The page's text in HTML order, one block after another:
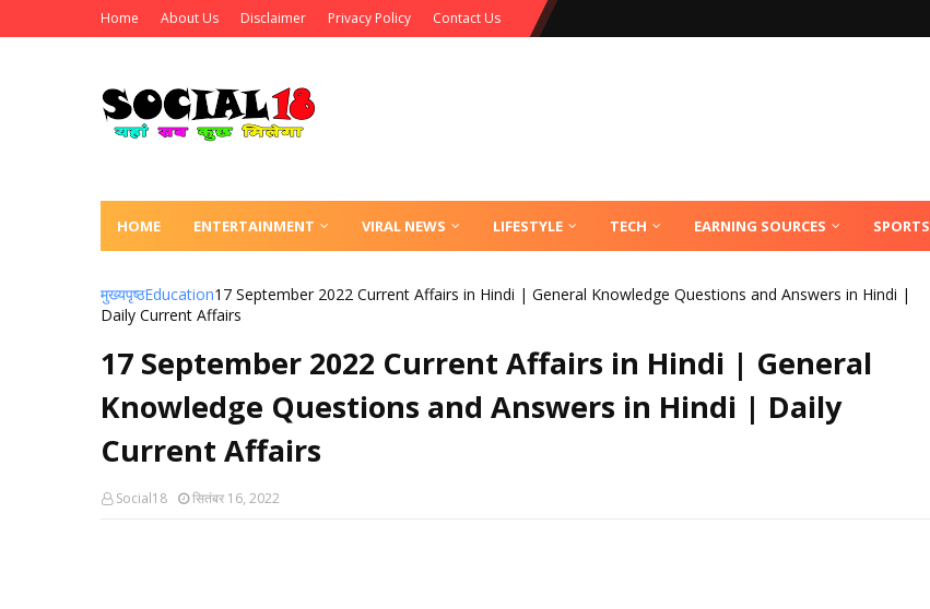
Home About Us Disclaimer Privacy Policy Contact Us
HOME ENTERTAINMENT VIRAL NEWS LIFESTYLE TECH EARNING SOURCES SPORTS
मुख्यपृष्ठEducation17 September 2022 Current Affairs in Hindi | General Knowledge Questions and Answers in Hindi |
Daily Current Affairs
17 September 2022 Current Affairs in Hindi | General
Knowledge Questions and Answers in Hindi | Daily
Current Affairs
Social18 सितंबर 16, 2022